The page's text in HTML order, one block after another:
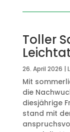
Toller
26. April 2026 |
Mit
die
diesjährige
stand mit